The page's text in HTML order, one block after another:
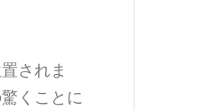
されま
くことに